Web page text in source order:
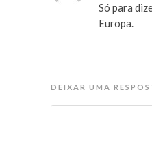
Só para
Europa.
DEIXAR UMA